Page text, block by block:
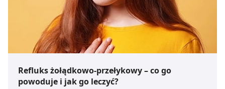
Refluks żołądkowo-przełykowy – co go
powoduje i jak go leczyć?